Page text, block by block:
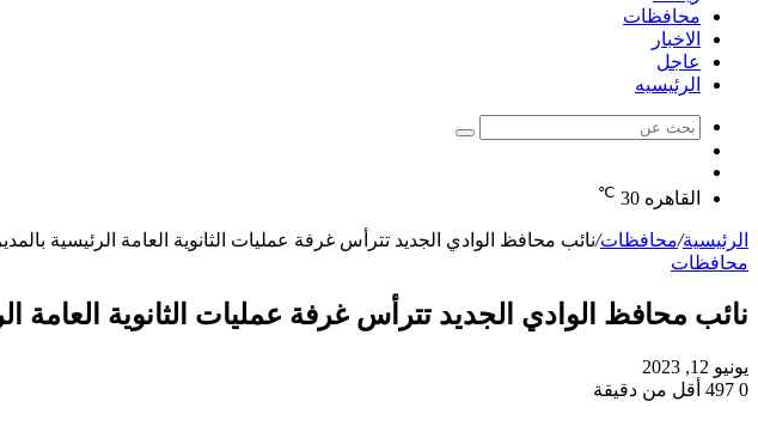
محافظات
الاخبار
عاجل
الرئيسيه
بحث
عشوائي
القاهره 30
℃
الرئيسية/محافظات/نائب محافظ الوادي الجديد تترأس غرفة عمليات الثانوية العامة الرئيسية
محافظات
نائب محافظ الوادي الجديد تترأس غرفة عمليات الثانوية العامة
يونيو 12, 2023
0
أقل من دقيقة